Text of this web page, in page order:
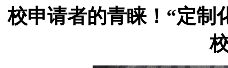
校申请者的青睐！“定制